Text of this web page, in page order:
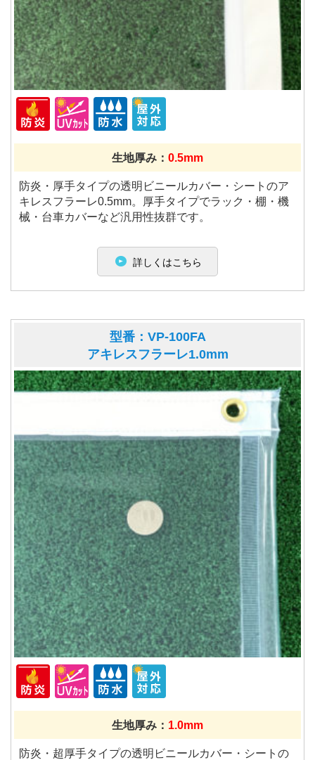
生地厚み： 0.5mm
防炎・厚手タイプの透明ビニールカバー・シートのア
キレスフラーレ0.5mm。厚手タイプでラック・棚・機
械・台車カバーなど汎用性抜群です。
詳しくはこちら
型番：VP-100FA
アキレスフラーレ1.0mm
生地厚み： 1.0mm
防炎・超厚手タイプの透明ビニールカバー・シートの